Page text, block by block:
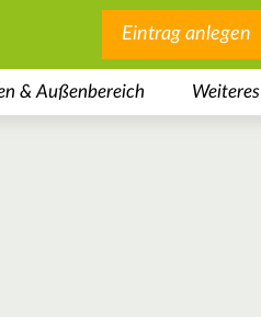
Eintrag anlegen
& Außenbereich Weiteres